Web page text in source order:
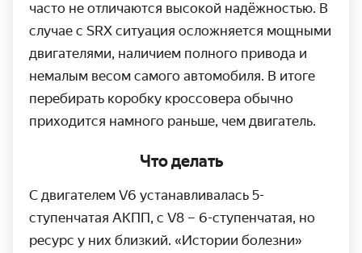
часто не отличаются высокой надёжностью. В
случае с SRX ситуация осложняется мощными
двигателями, наличием полного привода и
немалым весом самого автомобиля. В итоге
перебирать коробку кроссовера обычно
приходится намного раньше, чем двигатель.
Что делать
С двигателем V6 устанавливалась 5-
ступенчатая АКПП, с V8 – 6-ступенчатая, но
ресурс у них близкий. «Истории болезни»